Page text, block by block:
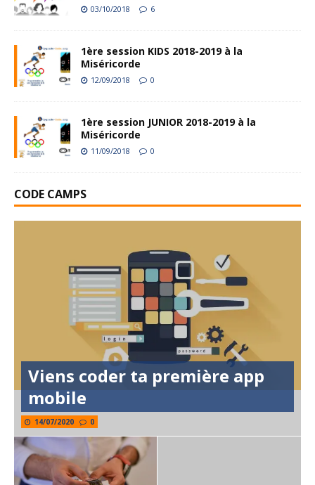
03/10/2018 6
1ère session KIDS 2018-2019 à la
Miséricorde
12/09/2018 0
1ère session JUNIOR 2018-2019 à la
Miséricorde
11/09/2018 0
CODE CAMPS
Viens coder ta première app
mobile
14/07/2020 0